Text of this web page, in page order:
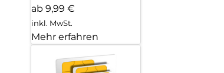
ab 9,99 €
inkl. MwSt.
Mehr erfahren